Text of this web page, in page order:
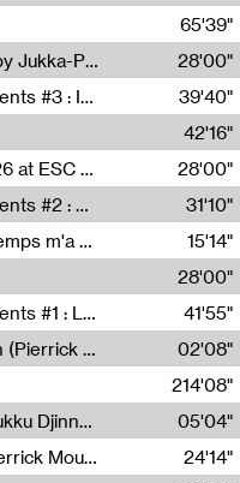
Sarah Tritz,Elene Lapiashivili,Justin Marconnet,Mateo Cuche,Esther Lechevalier,Suzie Lecroart,Romance Castelet
65'39"
Radia Show #1108 : as or another by Jukka-Pekka Kervinen / Rádio Zero
28'00"
Sous le paysage - Habiter les éléments #3 : Interprétations, rituels et symboliques des éléments
39'40"
42'16"
Radia Show #1107 : Art's Birthday 26 at ESC - Medien Kunst Labor
28'00"
Sous le paysage - Habiter les éléments #2 : Vers le tournant élémentaire
31'10"
Impossible de savoir combien de temps m'a échappé
15'14"
28'00"
Sous le paysage - Habiter les éléments #1 : Les éléments et les débordements du vivant
41'55"
Simb Gaïdé ou la danse du faux lion (Pierrick Mouton)
02'08"
214'08"
Non à l'émigration Clandestine - Rukku Djinne Squad (Eden Tinto Collins)
05'04"
Mama Counda, l'esprit du puits - Pierrick Mouton
24'14"